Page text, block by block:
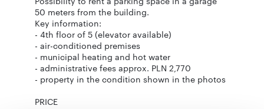
50 meters from the building.
Key information:
- 4th floor of 5 (elevator available)
- air-conditioned premises
- municipal heating and hot water
- administrative fees approx. PLN 2,770
- property in the condition shown in the photos
PRICE